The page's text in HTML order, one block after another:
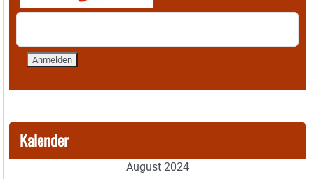
Kalender
August 2024